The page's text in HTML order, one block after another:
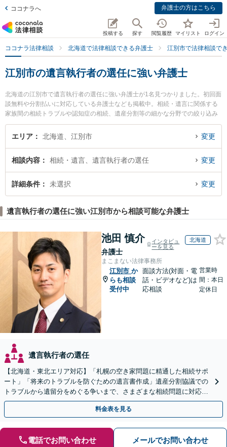
ココナラへ 弁護士の方はこちら
投稿する 探す 閲覧履歴 マイリスト ログイン
ココナラ法律相談 北海道で法律相談できる弁護士 江別市で法律相談で
江別市の遺言執行者の選任に強い弁護士
北海道の江別市で遺言執行者の選任に強い弁護士が1名見つかりました。初回面
談無料や分割払いに対応している弁護士なども掲載中。相続・遺言に関係する
家族間の相続トラブルや認知症の相続、遺産分割等の細かな分野での絞り込み
検索もでき便利です。特に弁護士法人江別法律事務所の西脇 崇晃弁護士のプロ
フィール情報や弁護士費用、強みなどが注目されています。『江別市で土日や
『初回相談無料で遺言執行者の選任を法律相談できる江別市内の弁護士に相談
予約したい』などでお困りの相談者さんにおすすめです。
エリア 北海道、江別市 変更
相談内容 相続・遺言、遺言執行者の選任 変更
詳細条件 未選択 変更
遺言執行者の選任に強い江別市から相談可能な弁護士
池田 慎介
弁護士
インタビュ
ーを見る
北海道
まこまない法律事務所
江別市 か
らも相談
受付中
面談方法(対面・電
話・ビデオなど)は
応相談
営業時
間：本日
定休日
遺言執行者の選任
【北海道・東北エリア対応】「札幌の空き家問題に精通した相続サポ
ート」「将来のトラブルを防ぐための遺言書作成」遺産分割協議での
トラブルから遺留分をめぐる争いまで、さまざまな相続問題に対応し
ています「アクセス良好・WEB面談対応で安心の相談」
料金表を見る
電話でお問い合わせ メールでお問い合わせ